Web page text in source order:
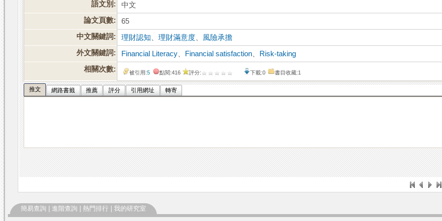
語文別:
中文
論文頁數:
65
中文關鍵詞:
理財認知 、理財滿意度
風險承擔
外文關鍵詞:
Financial Literacy Financial satisfaction
Risk-taking
相關次數:
被引用:5 點閱:416 評分: 下載:0 書目收藏:1
推文 網路書籤 推薦 評分 引用網址 轉寄
簡易查詢 進階查詢 熱門排行 我的研究室